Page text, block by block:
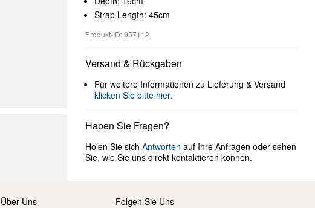
Strap Length: 45cm
Produkt-ID: 957112
Versand & Rückgaben
Für weitere Informationen zu Lieferung & Versand
klicken Sie bitte hier.
Haben Sie Fragen?
Holen Sie sich Antworten auf Ihre Anfragen oder sehen
Sie, wie Sie uns direkt kontaktieren können.
Über Uns
Folgen Sie Uns